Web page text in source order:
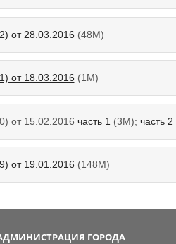
от 28.03.2016 (48М)
от 18.03.2016 (1М)
от 15.02.2016 часть 1 (3M); часть 2
от 19.01.2016 (148M)
ГОРОДА